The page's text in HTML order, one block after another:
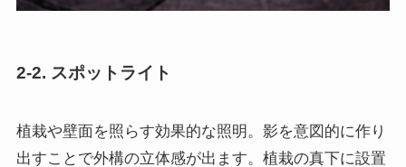
2-2. スポットライト
植栽や壁面を照らす効果的な照明。影を意図的に作り
出すことで外構の立体感が出ます。植栽の真下に設置